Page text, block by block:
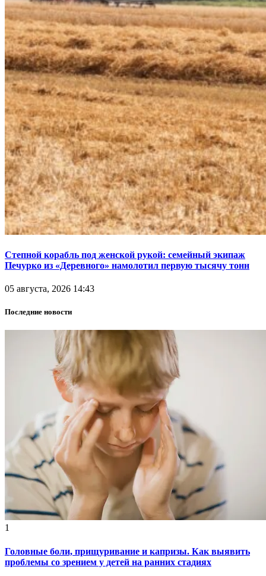
Степной корабль под женской рукой: семейный экипаж
Печурко из «Деревного» намолотил первую тысячу тонн
05 августа, 2026 14:43
Последние новости
1
Головные боли, прищуривание и капризы. Как выявить
проблемы со зрением у детей на ранних стадиях